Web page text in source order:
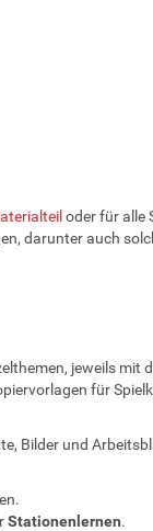
oder für alle
darunter auch
jeweils mit
für
Bilder und
Stationenlernen.